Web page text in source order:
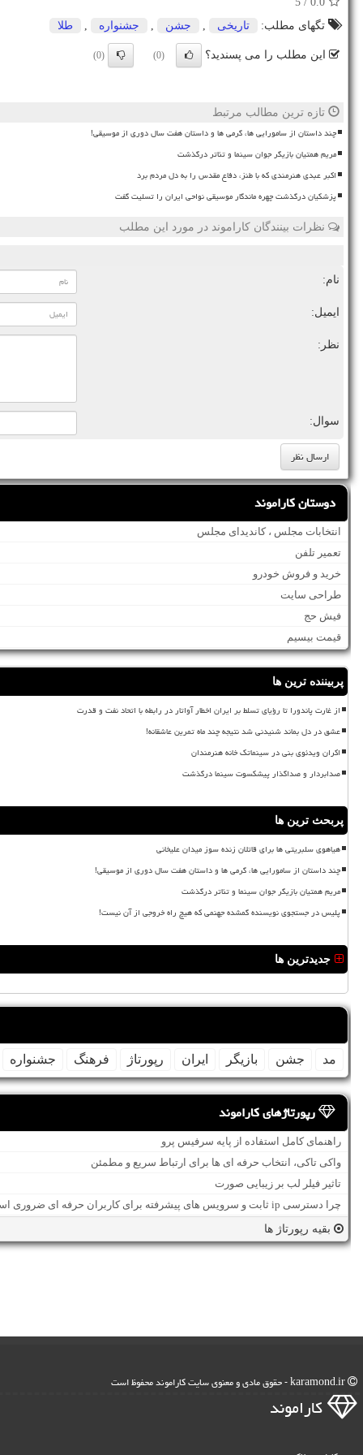
تگهای مطلب:
تاریخی جشن جشنواره طلا
این مطلب را می پسندید؟ (0)
(0)
تازه ترین مطالب مرتبط
چند داستان از سامورایی ها، گرمی ها و داستان هفت سال دوری از موسیقی!
مریم همتیان بازیگر جوان سینما و تئاتر درگذشت
اکبر عبدی هنرمندی که با طنز، دفاع مقدس را به دل مردم برد
پزشکیان درگذشت چهره ماندگار موسیقی نواحی ایران را تسلیت گفت
نظرات بینندگان کاراموند در مورد این مطلب
نام:
ایمیل:
نظر:
سوال:
دوستان کاراموند
انتخابات مجلس ، کاندیدای مجلس
تعمیر تلفن
خرید و فروش خودرو
طراحی سایت
فیش حج
قیمت بیسیم
پربیننده ترین ها
از غارت پاندورا تا رؤیای تسلط بر ایران اخطار آواتار در رابطه با اتحاد نفت و قدرت
عشق در دل بماند شنیدنی شد نتیجه چند ماه تمرین عاشقانه!
اکران ویدئوی بنی در سینماتک خانه هنرمندان
صدابردار و صداگذار پیشکسوت سینما درگذشت
پربحث ترین ها
هیاهوی سلبریتی ها برای قاتلان زنده سوز میدان علیخانی
چند داستان از سامورایی ها، گرمی ها و داستان هفت سال دوری از موسیقی!
مریم همتیان بازیگر جوان سینما و تئاتر درگذشت
پلیس در جستجوی نویسنده گمشده جهنمی که هیچ راه خروجی از آن نیست!
جدیدترین ها
مد جشن بازیگر ایران رپورتاژ فرهنگ جشنواره
رپورتاژهای کاراموند
راهنمای کامل استفاده از پایه سرفیس پرو
واکی تاکی، انتخاب حرفه ای ها برای ارتباط سریع و مطمئن
تاثیر فیلر لب بر زیبایی صورت
چرا دسترسی ip ثابت و سرویس های پیشرفته برای کاربران حرفه ای ضروری است؟
بقیه رپورتاژ ها
كاراموند